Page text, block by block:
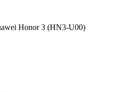
Honor 3 (HN3-U00)